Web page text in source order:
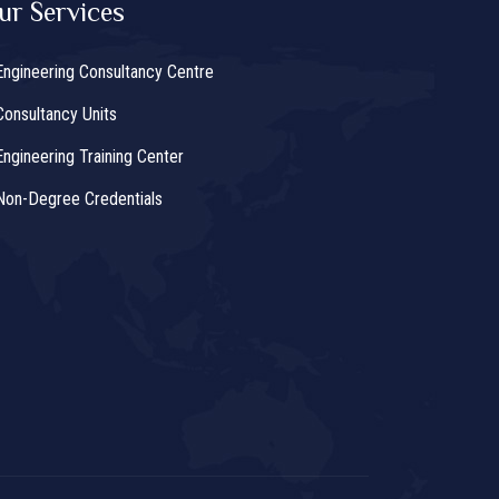
Services
Consultancy Centre
Units
Training Center
Degree Credentials